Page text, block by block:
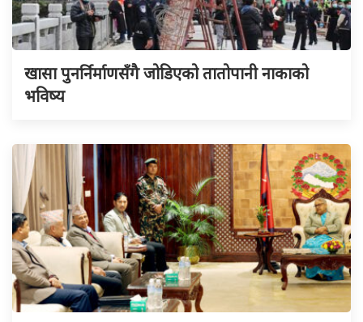
खासा पुनर्निर्माणसँगै जोडिएको तातोपानी नाकाको
भविष्य